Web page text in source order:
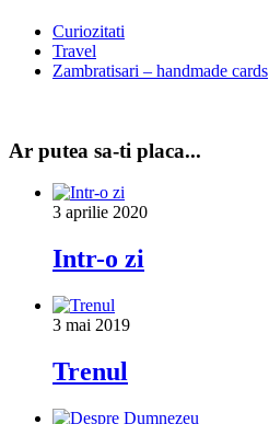
Curiozitati
Travel
Zambratisari – handmade cards
Ar putea sa-ti placa...
3 aprilie 2020
Intr-o zi
3 mai 2019
Trenul